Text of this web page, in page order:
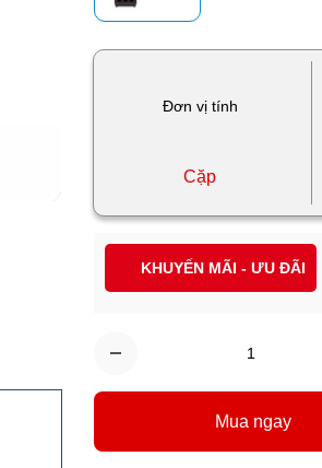
Đơn vị tính
Cặp
Mua ngay
KHUYẾN MÃI - ƯU ĐÃI